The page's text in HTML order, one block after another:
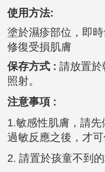
使用方法:
塗於濕疹部位，即
修復受損肌膚
保存方式 : 請放置於
照射。
注意事項 :
1.敏感性肌膚，請
過敏反應之後，才可
2. 請置於孩童不到